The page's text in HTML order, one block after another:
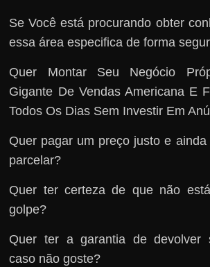
Se Você está procurando obter
essa área especifica de forma
Quer Montar Seu Negócio
Gigante De Vendas Americana E
Todos Os Dias Sem Investir Em
Quer pagar um preço justo e
parcelar?
Quer ter certeza de que não
golpe?
Quer ter a garantia de devolver
caso não goste?